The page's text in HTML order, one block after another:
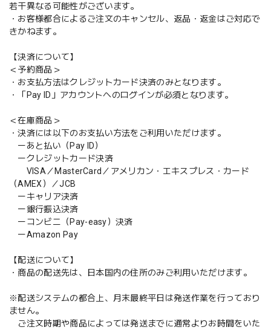
若干異なる可能性がございます。
・お客様都合によるご注文のキャンセル、返品・返金はご対応で
きかねます。
【決済について】
＜予約商品＞
・お支払方法はクレジットカード決済のみとなります。
・「Pay ID」アカウントへのログインが必須となります。
＜在庫商品＞
・決済には以下のお支払い方法をご利用いただけます。
ーあと払い（Pay ID）
ークレジットカード決済
VISA／MasterCard／アメリカン・エキスプレス・カード
（AMEX）／JCB
ーキャリア決済
ー銀行振込決済
ーコンビニ（Pay-easy）決済
ーAmazon Pay
【配送について】
・商品の配送先は、日本国内の住所のみご利用いただけます。
※配送システムの都合上、月末最終平日は発送作業を行っており
ません。
ご注文時期や商品によっては発送までに通常よりお時間をいた